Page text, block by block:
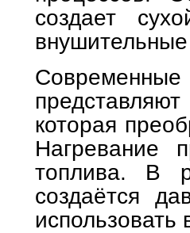
создает
которая
Нагревание
топлива. В
создаётся
использовать